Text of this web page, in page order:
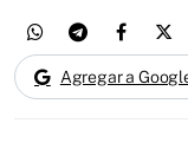
Agregar a